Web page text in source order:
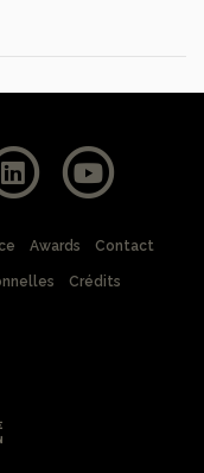
Awards Contact
Crédits